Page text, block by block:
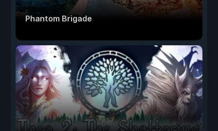
Phantom Brigade